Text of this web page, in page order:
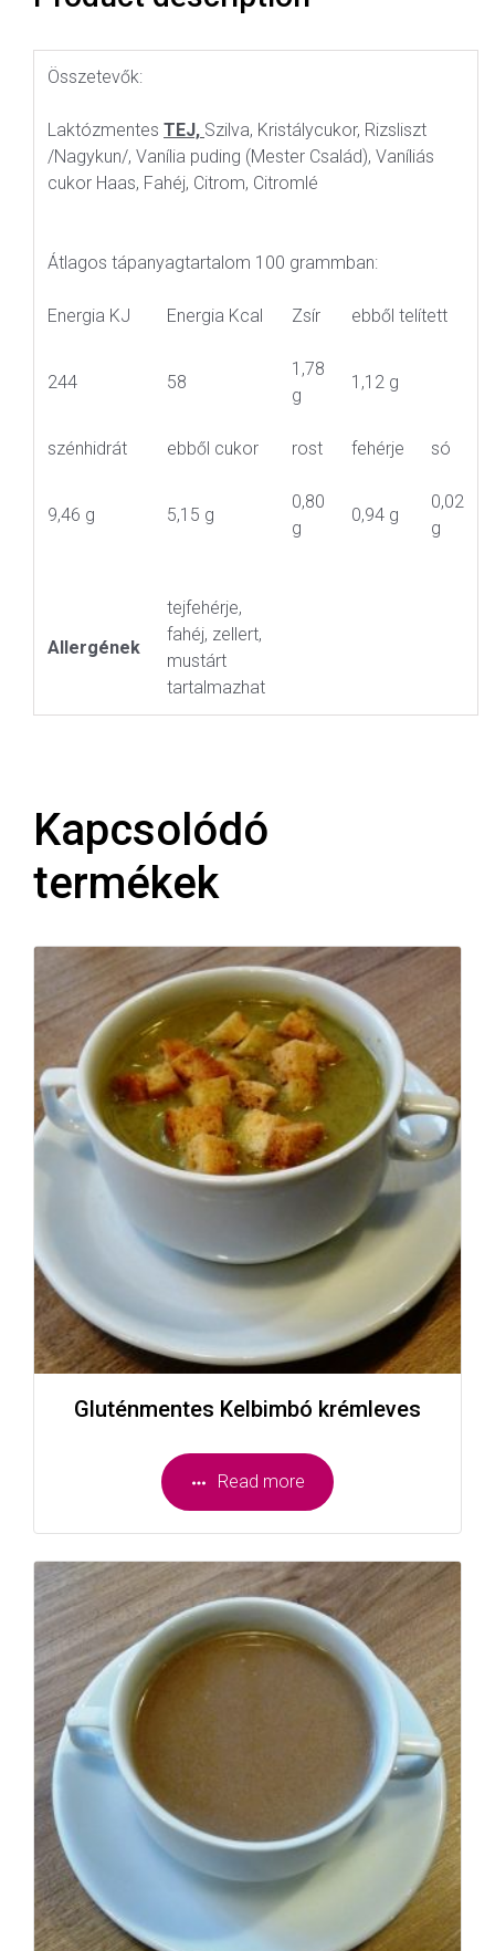
Összetevők:
Laktózmentes TEJ, Szilva, Kristálycukor, Rizsliszt
/Nagykun/, Vanília puding (Mester Család), Vaníliás
cukor Haas, Fahéj, Citrom, Citromlé
Átlagos tápanyagtartalom 100 grammban:
Energia KJ Energia Kcal Zsír ebből telített
244 58
1,78
g
1,12 g
szénhidrát ebből cukor rost fehérje só
9,46 g 5,15 g
0,80
g
0,94 g
0,02
g
Allergének
tejfehérje,
fahéj, zellert,
mustárt
tartalmazhat
Kapcsolódó
termékek
Gluténmentes Kelbimbó krémleves
Read more